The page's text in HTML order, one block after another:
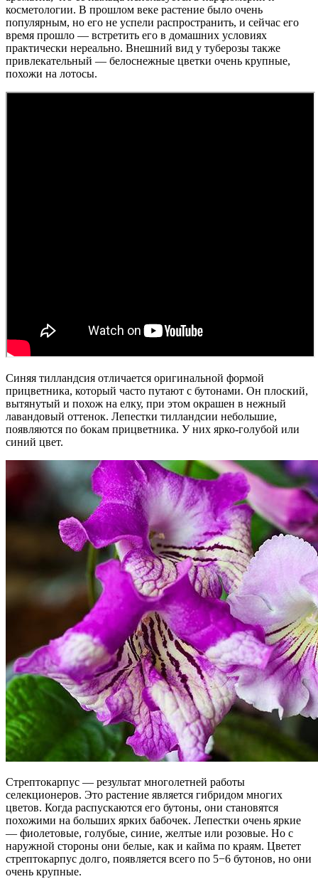
косметологии. В прошлом веке растение было очень
популярным, но его не успели распространить, и сейчас его
время прошло — встретить его в домашних условиях
практически нереально. Внешний вид у туберозы также
привлекательный — белоснежные цветки очень крупные,
похожи на лотосы.
Синяя тилландсия отличается оригинальной формой
прицветника, который часто путают с бутонами. Он плоский,
вытянутый и похож на елку, при этом окрашен в нежный
лавандовый оттенок. Лепестки тилландсии небольшие,
появляются по бокам прицветника. У них ярко-голубой или
синий цвет.
Стрептокарпус — результат многолетней работы
селекционеров. Это растение является гибридом многих
цветов. Когда распускаются его бутоны, они становятся
похожими на больших ярких бабочек. Лепестки очень яркие
— фиолетовые, голубые, синие, желтые или розовые. Но с
наружной стороны они белые, как и кайма по краям. Цветет
стрептокарпус долго, появляется всего по 5−6 бутонов, но они
очень крупные.